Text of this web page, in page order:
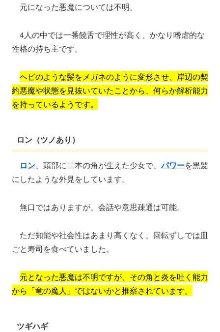
元になった悪魔については不明。
4人の中では一番饒舌で理性が高く、かなり嗜虐的な
性格の持ち主です。
ヘビのような髪をメガネのように変形させ、岸辺の契
約悪魔や状態を見抜いていたことから、何らか解析能力
を持っているようです。
ロン（ツノあり）
ロン、頭部に二本の角が生えた少女で、パワーを黒髪
にしたような外見をしています。
無口ではありますが、会話や意思疎通は可能。
ただ知能や社会性はあまり高くなく、回転ずしでは皿
ごと寿司を食べていました。
元となった悪魔は不明ですが、その角と炎を吐く能力
から「竜の魔人」ではないかと推察されています。
ツギハギ